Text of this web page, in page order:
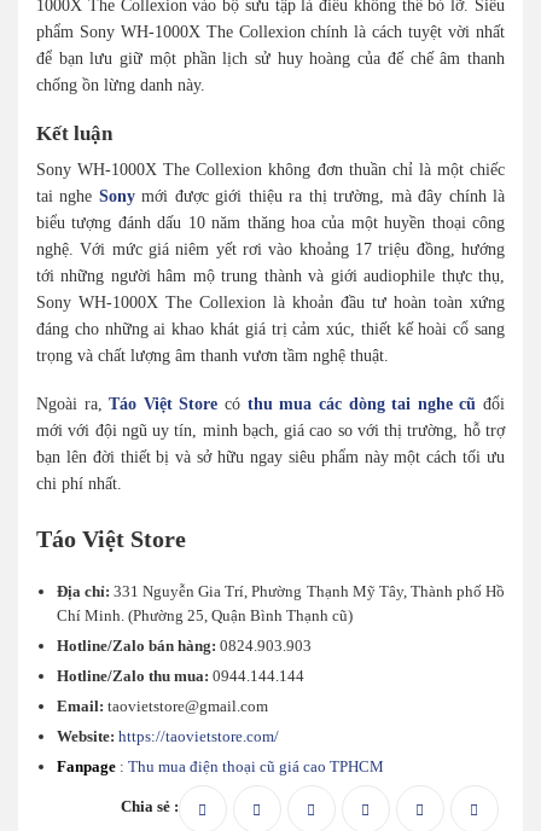
1000X The Collexion vào bộ sưu tập là điều không thể bỏ lỡ. Siêu
phẩm Sony WH-1000X The Collexion chính là cách tuyệt vời nhất
để bạn lưu giữ một phần lịch sử huy hoàng của đế chế âm thanh
chống ồn lừng danh này.
Kết luận
Sony WH-1000X The Collexion không đơn thuần chỉ là một chiếc
tai nghe Sonymới được giới thiệu ra thị trường, mà đây chính là
biểu tượng đánh dấu 10 năm thăng hoa của một huyền thoại công
nghệ. Với mức giá niêm yết rơi vào khoảng 17 triệu đồng, hướng
tới những người hâm mộ trung thành và giới audiophile thực thụ,
Sony WH-1000X The Collexion là khoản đầu tư hoàn toàn xứng
đáng cho những ai khao khát giá trị cảm xúc, thiết kế hoài cổ sang
trọng và chất lượng âm thanh vươn tầm nghệ thuật.
Ngoài ra,Táo Việt Store có thu mua các dòng tai nghe cũ đổi
mới với đội ngũ uy tín, minh bạch, giá cao so với thị trường, hỗ trợ
bạn lên đời thiết bị và sở hữu ngay siêu phẩm này một cách tối ưu
chi phí nhất.
Táo Việt Store
Địa chỉ: 331 Nguyễn Gia Trí, Phường Thạnh Mỹ Tây, Thành phố Hồ
Chí Minh. (Phường 25, Quận Bình Thạnh cũ)
Hotline/Zalo bán hàng: 0824.903.903
Hotline/Zalo thu mua: 0944.144.144
Email: taovietstore@gmail.com
Website: https://taovietstore.com/
Fanpage : Thu mua điện thoại cũ giá cao TPHCM
Chia sẻ :